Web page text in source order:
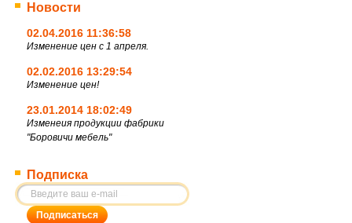
Новости
02.04.2016 11:36:58
Изменение цен с 1 апреля.
02.02.2016 13:29:54
Изменение цен!
23.01.2014 18:02:49
Изменеия продукции фабрики
"Боровичи мебель"
Подписка